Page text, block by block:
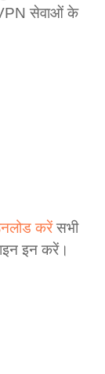
सेवाओं के
करेंसभी
इन करें।